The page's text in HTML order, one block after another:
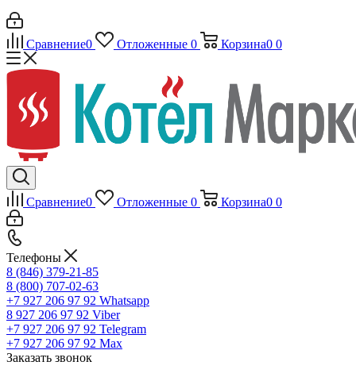
Сравнение0 Отложенные 0 Корзина0 0
Сравнение0 Отложенные 0 Корзина0 0
Телефоны
8 (846) 379-21-85
8 (800) 707-02-63
+7 927 206 97 92 Whatsapp
8 927 206 97 92 Viber
+7 927 206 97 92 Telegram
+7 927 206 97 92 Max
Заказать звонок